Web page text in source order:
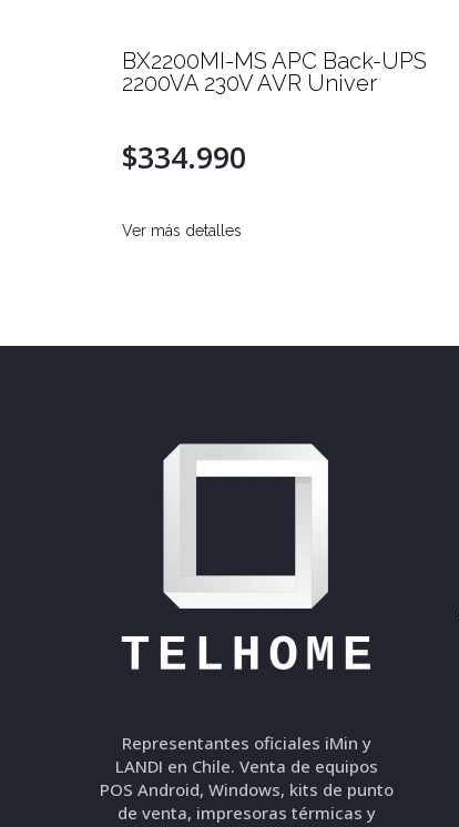
BX2200MI-MS APC Back-UPS
2200VA 230V AVR Univer
$334.990
Ver más detalles
Representantes oficiales iMin y
LANDI en Chile. Venta de equipos
POS Android, Windows, kits de punto
de venta, impresoras térmicas y